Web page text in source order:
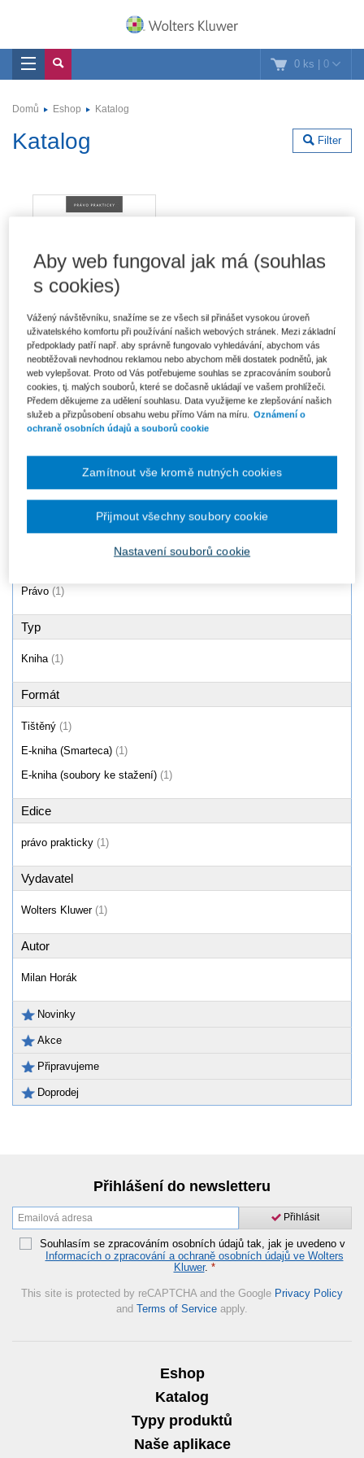
0 ks | 0
Domů Eshop Katalog
Filter
Katalog
Uplatňování pohledávek v
insolvenčním řízení
Od 325 Kč
Právo (1)
Typ
Kniha (1)
Formát
Tištěný (1)
E-kniha (Smarteca) (1)
E-kniha (soubory ke stažení) (1)
Edice
právo prakticky (1)
Vydavatel
Wolters Kluwer (1)
Autor
Milan Horák
Novinky
Akce
Připravujeme
Doprodej
Přihlášení do newsletteru
Přihlásit
Souhlasím se zpracováním osobních údajů tak, jak je uvedeno v
Informacích o zpracování a ochraně osobních údajů ve Wolters
Kluwer. *
This site is protected by reCAPTCHA and the Google Privacy Policy
and Terms of Service apply.
Eshop
Katalog
Typy produktů
Naše aplikace
Aby web fungoval jak má (souhlas
s cookies)
Vážený návštěvníku, snažíme se ze všech sil přinášet vysokou úroveň
uživatelského komfortu při používání našich webových stránek. Mezi základní
předpoklady patří např. aby správně fungovalo vyhledávání, abychom vás
neobtěžovali nevhodnou reklamou nebo abychom měli dostatek podnětů, jak
web vylepšovat. Proto od Vás potřebujeme souhlas se zpracováním souborů
cookies, tj. malých souborů, které se dočasně ukládají ve vašem prohlížeči.
Předem děkujeme za udělení souhlasu. Data využijeme ke zlepšování našich
služeb a přizpůsobení obsahu webu přímo Vám na míru. Oznámení o
ochraně osobních údajů a souborů cookie
Nastavení souborů cookie
Zamítnout vše kromě nutných cookies
Přijmout všechny soubory cookie